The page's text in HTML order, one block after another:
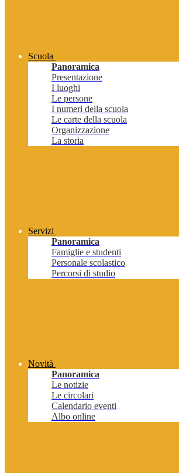
Scuola
Panoramica
Presentazione
I luoghi
Le persone
I numeri della scuola
Le carte della scuola
Organizzazione
La storia
Servizi
Panoramica
Famiglie e studenti
Personale scolastico
Percorsi di studio
Novità
Panoramica
Le notizie
Le circolari
Calendario eventi
Albo online